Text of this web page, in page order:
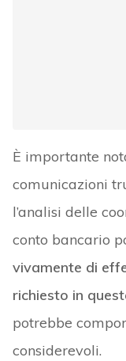
È importante
comunicazioni
l’analisi delle
conto bancario
vivamente di
richiesto in
potrebbe
considerevoli.